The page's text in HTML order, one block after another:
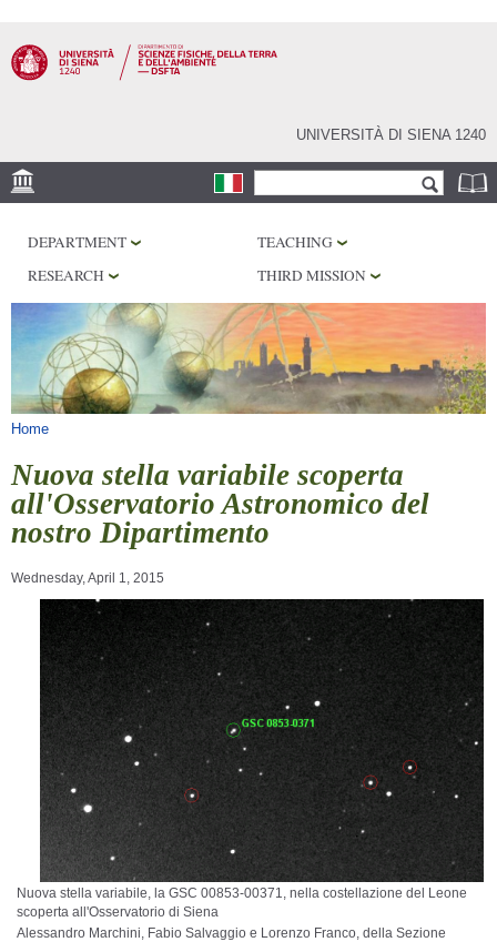
main
content
UNIVERSITÀ DI SIENA 1240
MUSEUMS
OBSERVATORY
LIBRARIES
SERVICES
DEPARTMENT
TEACHING
RESEARCH
THIRD MISSION
You are here
Home
Nuova stella variabile scoperta
all'Osservatorio Astronomico del
nostro Dipartimento
Wednesday, April 1, 2015
Nuova stella variabile, la GSC 00853-00371, nella costellazione del Leone
scoperta all'Osservatorio di Siena
Alessandro Marchini, Fabio Salvaggio e Lorenzo Franco, della Sezione